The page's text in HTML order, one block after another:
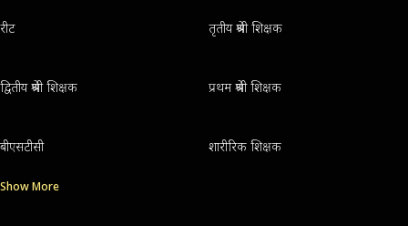
रीट तृतीय श्रेणी शिक्षक
द्वितीय श्रेणी शिक्षक प्रथम श्रेणी शिक्षक
बीएसटीसी शारीरिक शिक्षक
Show More